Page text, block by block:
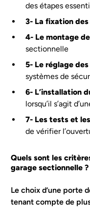
des étapes
3- La fixation
4- Le montage
sectionnelle
5- Le réglage
systèmes de
6- L’installation
lorsqu’il s’agit
7- Les tests et
de vérifier
Quels sont les
garage sectionnelle ?
Le choix d’une porte
tenant compte de